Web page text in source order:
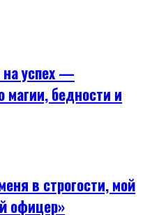
на успех —
магии, бедности и
в строгости, мой
офицер»